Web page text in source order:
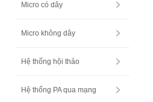
Micro có dây
Micro không dây
Hệ thống hội thảo
Hệ thống PA qua mạng